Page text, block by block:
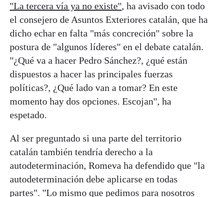
"La tercera vía ya no existe", ha avisado con todo
el consejero de Asuntos Exteriores catalán, que ha
dicho echar en falta "más concreción" sobre la
postura de "algunos líderes" en el debate catalán.
"¿Qué va a hacer Pedro Sánchez?, ¿qué están
dispuestos a hacer las principales fuerzas
políticas?, ¿Qué lado van a tomar? En este
momento hay dos opciones. Escojan", ha
espetado.
Al ser preguntado si una parte del territorio
catalán también tendría derecho a la
autodeterminación, Romeva ha defendido que "la
autodeterminación debe aplicarse en todas
partes". "Lo mismo que pedimos para nosotros